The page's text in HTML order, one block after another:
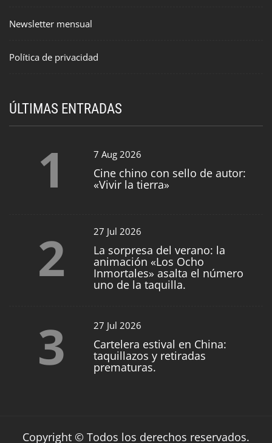
Newsletter mensual
Política de privacidad
ÚLTIMAS ENTRADAS
1 7 Aug 2026
Cine chino con sello de autor:
«Vivir la tierra»
2 27 Jul 2026
La sorpresa del verano: la
animación «Los Ocho
Inmortales» asalta el número
uno de la taquilla.
3 27 Jul 2026
Cartelera estival en China:
taquillazos y retiradas
prematuras.
Copyright © Todos los derechos reservados.